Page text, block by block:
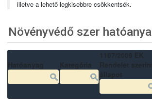
illetve a lehető legkisebbre csökkentsék.
Növényvédő szer